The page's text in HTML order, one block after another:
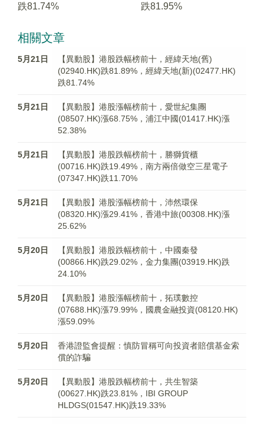
跌81.74% 跌81.95%
相關文章
5月21日
【異動股】港股跌幅榜前十，經緯天地(舊)
(02940.HK)跌81.89%，經緯天地(新)(02477.HK)
跌81.74%
5月21日
【異動股】港股漲幅榜前十，愛世紀集團
(08507.HK)漲68.75%，浦江中國(01417.HK)漲
52.38%
5月21日
【異動股】港股跌幅榜前十，勝獅貨櫃
(00716.HK)跌19.49%，南方兩倍做空三星電子
(07347.HK)跌11.70%
5月21日
【異動股】港股漲幅榜前十，沛然環保
(08320.HK)漲29.41%，香港中旅(00308.HK)漲
25.62%
5月20日
【異動股】港股跌幅榜前十，中國秦發
(00866.HK)跌29.02%，金力集團(03919.HK)跌
24.10%
5月20日
【異動股】港股漲幅榜前十，拓璞數控
(07688.HK)漲79.99%，國農金融投資(08120.HK)
漲59.09%
5月20日
香港證監會提醒：慎防冒稱可向投資者賠償基金索
償的詐騙
5月20日
【異動股】港股跌幅榜前十，共生智築
(00627.HK)跌23.81%，IBI GROUP
HLDGS(01547.HK)跌19.33%